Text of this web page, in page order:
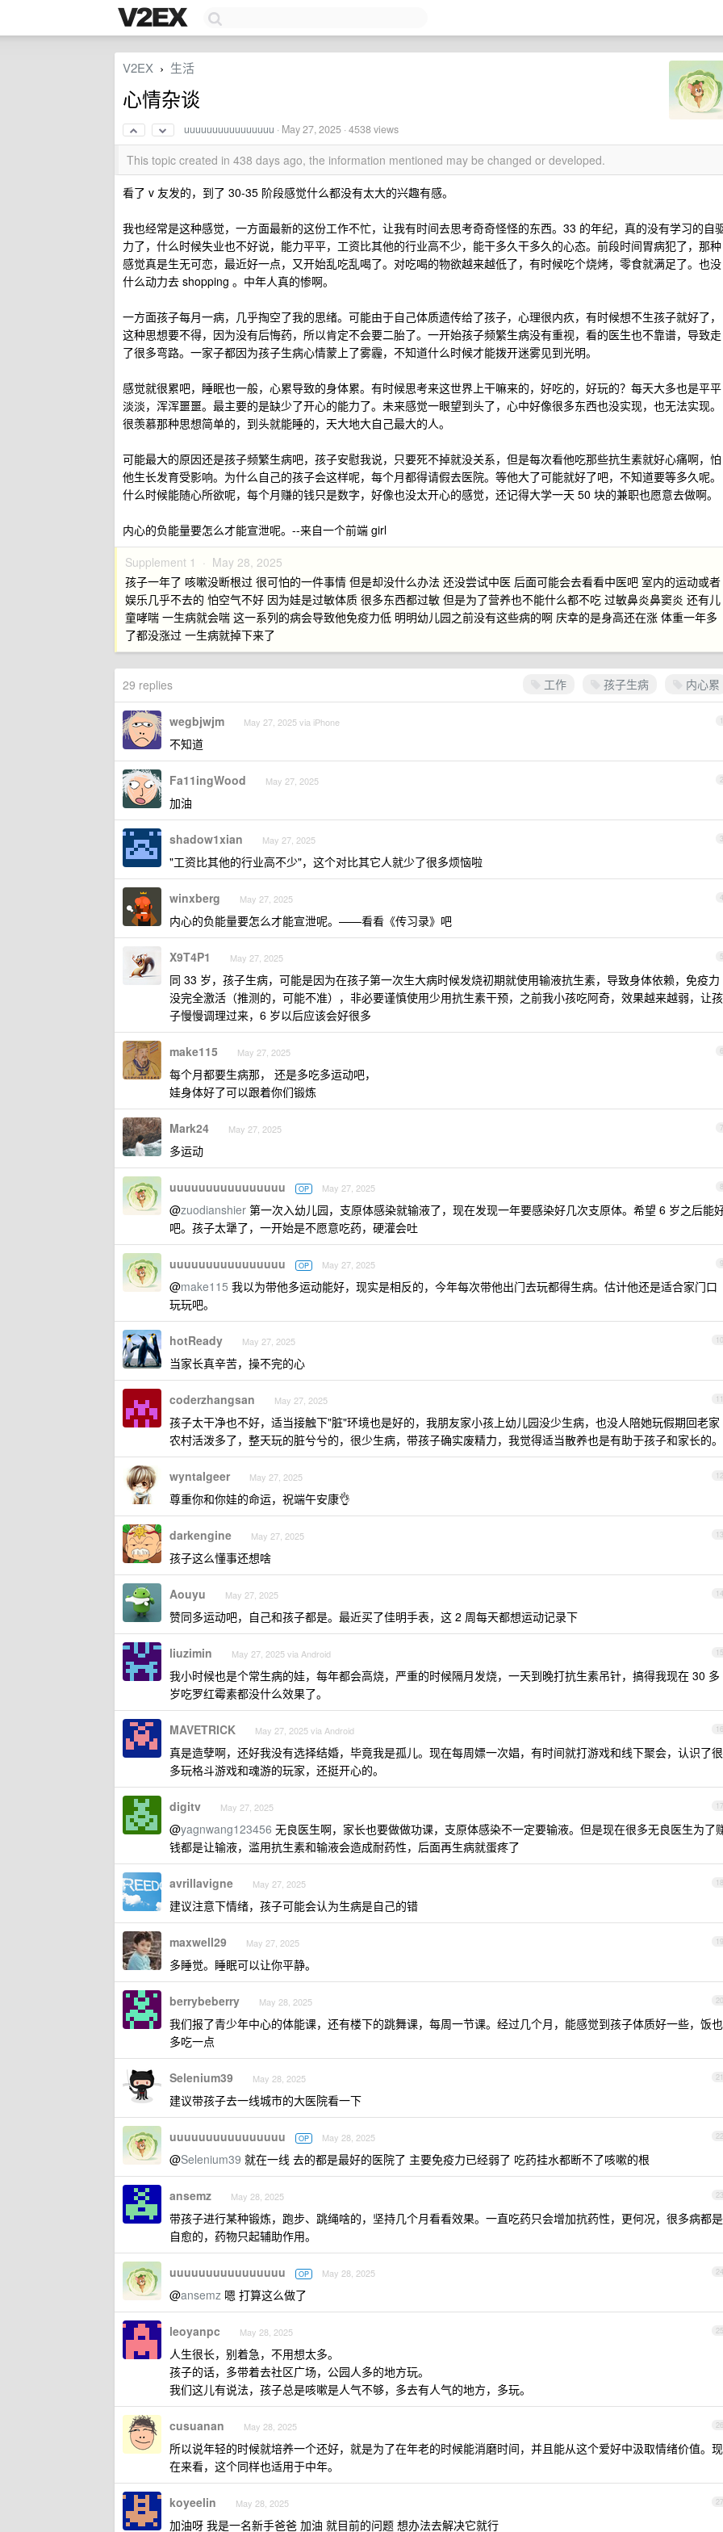
V2EX › 生活
心情杂谈
uuuuuuuuuuuuuuuu · May 27, 2025 · 4538 views
This topic created in 438 days ago, the information mentioned may be changed or developed.
看了 v 友发的，到了 30-35 阶段感觉什么都没有太大的兴趣有感。
我也经常是这种感觉，一方面最新的这份工作不忙，让我有时间去思考奇奇怪怪的东西。33 的年纪，真的没有学习的自
力了，什么时候失业也不好说，能力平平，工资比其他的行业高不少，能干多久干多久的心态。前段时间胃病犯了，那种
感觉真是生无可恋，最近好一点，又开始乱吃乱喝了。对吃喝的物欲越来越低了，有时候吃个烧烤，零食就满足了。也没
什么动力去 shopping 。中年人真的惨啊。
一方面孩子每月一病，几乎掏空了我的思绪。可能由于自己体质遗传给了孩子，心理很内疚，有时候想不生孩子就好了，
这种思想要不得，因为没有后悔药，所以肯定不会要二胎了。一开始孩子频繁生病没有重视，看的医生也不靠谱，导致走
了很多弯路。一家子都因为孩子生病心情蒙上了雾霾，不知道什么时候才能拨开迷雾见到光明。
感觉就很累吧，睡眠也一般，心累导致的身体累。有时候思考来这世界上干嘛来的，好吃的，好玩的？每天大多也是平平
淡淡，浑浑噩噩。最主要的是缺少了开心的能力了。未来感觉一眼望到头了，心中好像很多东西也没实现，也无法实现。
很羡慕那种思想简单的，到头就能睡的，天大地大自己最大的人。
可能最大的原因还是孩子频繁生病吧，孩子安慰我说，只要死不掉就没关系，但是每次看他吃那些抗生素就好心痛啊，怕
他生长发育受影响。为什么自己的孩子会这样呢，每个月都得请假去医院。等他大了可能就好了吧，不知道要等多久呢。
什么时候能随心所欲呢，每个月赚的钱只是数字，好像也没太开心的感觉，还记得大学一天 50 块的兼职也愿意去做啊。
内心的负能量要怎么才能宣泄呢。--来自一个前端 girl
Supplement 1 · May 28, 2025
孩子一年了 咳嗽没断根过 很可怕的一件事情 但是却没什么办法 还没尝试中医 后面可能会去看看中医吧 室内的运动或者
娱乐几乎不去的 怕空气不好 因为娃是过敏体质 很多东西都过敏 但是为了营养也不能什么都不吃 过敏鼻炎鼻窦炎 还有儿
童哮喘 一生病就会喘 这一系列的病会导致他免疫力低 明明幼儿园之前没有这些病的啊 庆幸的是身高还在涨 体重一年多
了都没涨过 一生病就掉下来了
工作 孩子生病 内心累
29 replies
1
wegbjwjm May 27, 2025 via iPhone
不知道
2
Fa11ingWood May 27, 2025
加油
3
shadow1xian May 27, 2025
"工资比其他的行业高不少"，这个对比其它人就少了很多烦恼啦
4
winxberg May 27, 2025
内心的负能量要怎么才能宣泄呢。——看看《传习录》吧
5
X9T4P1 May 27, 2025
同 33 岁，孩子生病，可能是因为在孩子第一次生大病时候发烧初期就使用输液抗生素，导致身体依赖，免疫力
没完全激活（推测的，可能不准），非必要谨慎使用少用抗生素干预，之前我小孩吃阿奇，效果越来越弱，让孩
子慢慢调理过来，6 岁以后应该会好很多
6
make115 May 27, 2025
每个月都要生病那， 还是多吃多运动吧，
娃身体好了可以跟着你们锻炼
7
Mark24 May 27, 2025
多运动
8
uuuuuuuuuuuuuuuu OP May 27, 2025
@zuodianshier 第一次入幼儿园，支原体感染就输液了，现在发现一年要感染好几次支原体。希望 6 岁之后能
吧。孩子太犟了，一开始是不愿意吃药，硬灌会吐
9
uuuuuuuuuuuuuuuu OP May 27, 2025
@make115 我以为带他多运动能好，现实是相反的，今年每次带他出门去玩都得生病。估计他还是适合家门口
玩玩吧。
10
hotReady May 27, 2025
当家长真辛苦，操不完的心
11
coderzhangsan May 27, 2025
孩子太干净也不好，适当接触下"脏"环境也是好的，我朋友家小孩上幼儿园没少生病，也没人陪她玩假期回老家
农村活泼多了，整天玩的脏兮兮的，很少生病，带孩子确实废精力，我觉得适当散养也是有助于孩子和家长的。
12
wyntalgeer May 27, 2025
尊重你和你娃的命运，祝端午安康👌
13
darkengine May 27, 2025
孩子这么懂事还想啥
14
Aouyu May 27, 2025
赞同多运动吧，自己和孩子都是。最近买了佳明手表，这 2 周每天都想运动记录下
15
liuzimin May 27, 2025 via Android
我小时候也是个常生病的娃，每年都会高烧，严重的时候隔月发烧，一天到晚打抗生素吊针，搞得我现在 30 多
岁吃罗红霉素都没什么效果了。
16
MAVETRICK May 27, 2025 via Android
真是造孽啊，还好我没有选择结婚，毕竟我是孤儿。现在每周嫖一次娼，有时间就打游戏和线下聚会，认识了很
多玩格斗游戏和魂游的玩家，还挺开心的。
17
digitv May 27, 2025
@yagnwang123456 无良医生啊，家长也要做做功课，支原体感染不一定要输液。但是现在很多无良医生为了
钱都是让输液，滥用抗生素和输液会造成耐药性，后面再生病就蛋疼了
18
avrillavigne May 27, 2025
建议注意下情绪，孩子可能会认为生病是自己的错
19
maxwell29 May 27, 2025
多睡觉。睡眠可以让你平静。
20
berrybeberry May 28, 2025
我们报了青少年中心的体能课，还有楼下的跳舞课，每周一节课。经过几个月，能感觉到孩子体质好一些，饭也
多吃一点
21
Selenium39 May 28, 2025
建议带孩子去一线城市的大医院看一下
22
uuuuuuuuuuuuuuuu OP May 28, 2025
@Selenium39 就在一线 去的都是最好的医院了 主要免疫力已经弱了 吃药挂水都断不了咳嗽的根
23
ansemz May 28, 2025
带孩子进行某种锻炼，跑步、跳绳啥的，坚持几个月看看效果。一直吃药只会增加抗药性，更何况，很多病都是
自愈的，药物只起辅助作用。
24
uuuuuuuuuuuuuuuu OP May 28, 2025
@ansemz 嗯 打算这么做了
25
leoyanpc May 28, 2025
人生很长，别着急，不用想太多。
孩子的话，多带着去社区广场，公园人多的地方玩。
我们这儿有说法，孩子总是咳嗽是人气不够，多去有人气的地方，多玩。
26
cusuanan May 28, 2025
所以说年轻的时候就培养一个还好，就是为了在年老的时候能消磨时间，并且能从这个爱好中汲取情绪价值。现
在来看，这个同样也适用于中年。
27
koyeelin May 28, 2025
加油呀 我是一名新手爸爸 加油 就目前的问题 想办法去解决它就行